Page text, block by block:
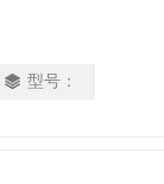
型号：